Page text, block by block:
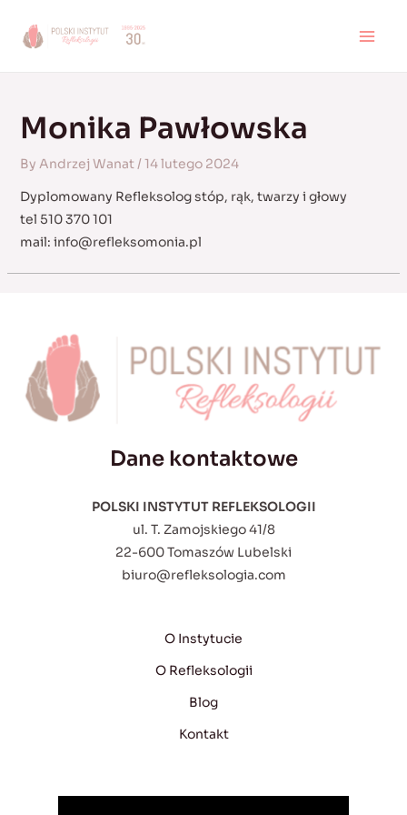
Monika Pawłowska
By Andrzej Wanat/14 lutego 2024
Dyplomowany Refleksolog stóp, rąk, twarzy i głowy
tel 510 370 101
mail: info@refleksomonia.pl
Dane kontaktowe
POLSKI INSTYTUT REFLEKSOLOGII
ul. T. Zamojskiego 41/8
22-600 Tomaszów Lubelski
biuro@refleksologia.com
O Instytucie
O Refleksologii
Blog
Kontakt